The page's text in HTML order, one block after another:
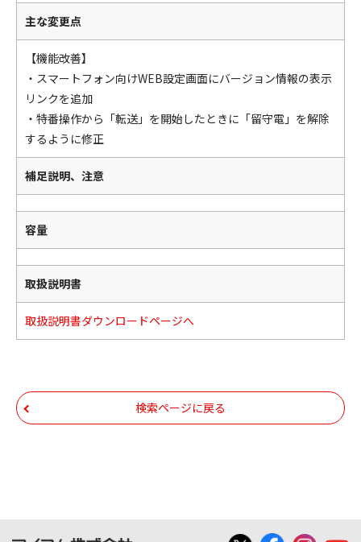
主な変更点
【機能改善】
・スマートフォン向けWEB設定画面にバージョン情報の表示
リンクを追加
・特番操作から「転送」を開始したときに「留守電」を解除
するように修正
補足説明、注意
容量
取扱説明書
取扱説明書ダウンロードページへ
検索ページに戻る